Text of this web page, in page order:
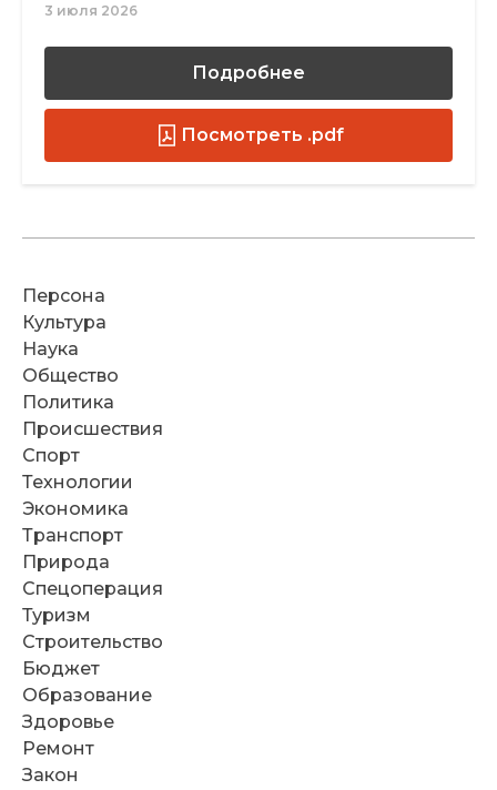
3 июля 2026
Подробнее
Посмотреть .pdf
Персона
Культура
Наука
Общество
Политика
Происшествия
Спорт
Технологии
Экономика
Транспорт
Природа
Спецоперация
Туризм
Строительство
Бюджет
Образование
Здоровье
Ремонт
Закон